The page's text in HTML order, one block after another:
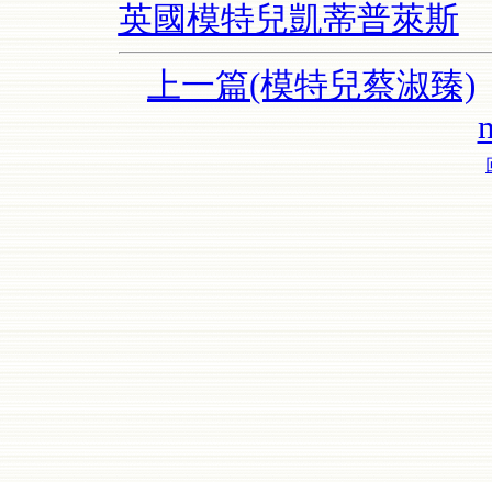
英國模特兒凱蒂普萊斯
上一篇(模特兒蔡淑臻)